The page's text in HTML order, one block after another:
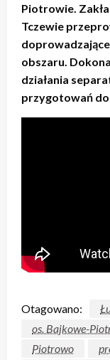
Piotrowie.
Tczewie
obszaru.
działania
przygotowań do
Otagowano:
os. Bajkowe-
Piotrowo